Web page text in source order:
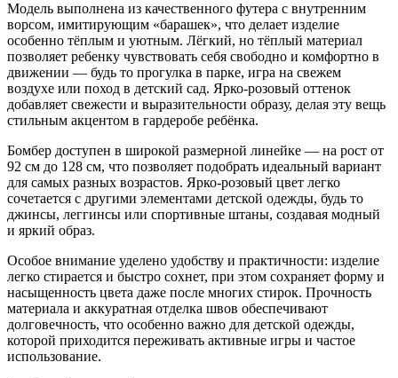
Модель выполнена из качественного футера с внутренним
ворсом, имитирующим «барашек», что делает изделие
особенно тёплым и уютным. Лёгкий, но тёплый материал
позволяет ребенку чувствовать себя свободно и комфортно в
движении — будь то прогулка в парке, игра на свежем
воздухе или поход в детский сад. Ярко-розовый оттенок
добавляет свежести и выразительности образу, делая эту вещь
стильным акцентом в гардеробе ребёнка.
Бомбер доступен в широкой размерной линейке — на рост от
92 см до 128 см, что позволяет подобрать идеальный вариант
для самых разных возрастов. Ярко-розовый цвет легко
сочетается с другими элементами детской одежды, будь то
джинсы, леггинсы или спортивные штаны, создавая модный
и яркий образ.
Особое внимание уделено удобству и практичности: изделие
легко стирается и быстро сохнет, при этом сохраняет форму и
насыщенность цвета даже после многих стирок. Прочность
материала и аккуратная отделка швов обеспечивают
долговечность, что особенно важно для детской одежды,
которой приходится переживать активные игры и частое
использование.